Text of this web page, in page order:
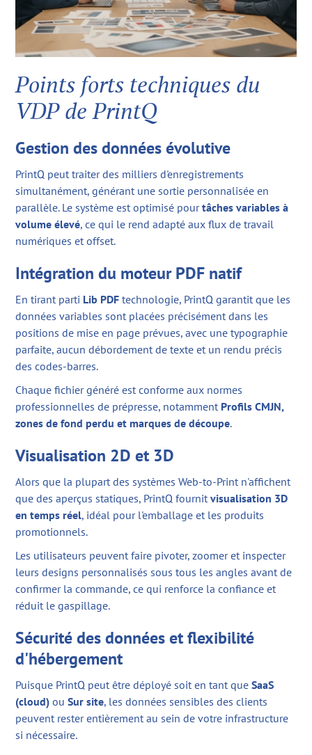
Points forts techniques du
VDP de PrintQ
Gestion des données évolutive
PrintQ peut traiter des milliers d'enregistrements
simultanément, générant une sortie personnalisée en
parallèle. Le système est optimisé pourtâches variables à
volume élevé, ce qui le rend adapté aux flux de travail
numériques et offset.
Intégration du moteur PDF natif
En tirant parti Lib PDF technologie, PrintQ garantit que les
données variables sont placées précisément dans les
positions de mise en page prévues, avec une typographie
parfaite, aucun débordement de texte et un rendu précis
des codes-barres.
Chaque fichier généré est conforme aux normes
professionnelles de prépresse, notamment Profils CMJN,
zones de fond perdu et marques de découpe.
Visualisation 2D et 3D
Alors que la plupart des systèmes Web-to-Print n'affichent
que des aperçus statiques, PrintQ fournitvisualisation 3D
en temps réel, idéal pour l'emballage et les produits
promotionnels.
Les utilisateurs peuvent faire pivoter, zoomer et inspecter
leurs designs personnalisés sous tous les angles avant de
confirmer la commande, ce qui renforce la confiance et
réduit le gaspillage.
Sécurité des données et flexibilité
d'hébergement
Puisque PrintQ peut être déployé soit en tant queSaaS
(cloud) ouSur site, les données sensibles des clients
peuvent rester entièrement au sein de votre infrastructure
si nécessaire.